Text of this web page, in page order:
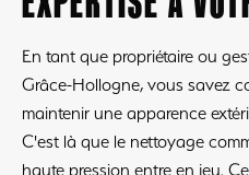
En tant que propriétaire ou
Grâce-Hollogne, vous savez
maintenir une apparence
C'est là que le nettoyage
haute pression entre en jeu.